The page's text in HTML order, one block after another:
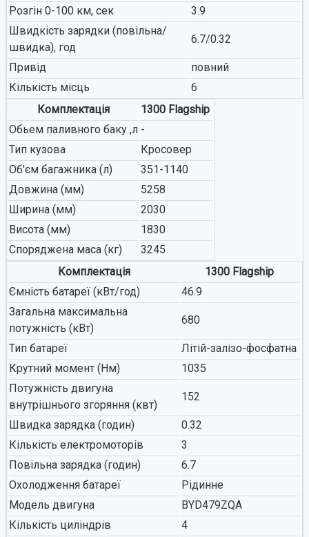
Розгін 0-100 км, сек
3.9
Швидкість зарядки (повільна/
швидка), год
6.7/0.32
Привід
повний
Кількість місць
6
Комплектація
1300 Flagship
Обьем паливного баку ,л -
Тип кузова
Кросовер
Об'єм багажника (л)
351-1140
Довжина (мм)
5258
Ширина (мм)
2030
Висота (мм)
1830
Споряджена маса (кг)
3245
Комплектація
1300 Flagship
Ємність батареї (кВт/год)
46.9
Загальна максимальна
потужність (кВт)
680
Тип батареї
Літій-залізо-фосфатна
Крутний момент (Нм)
1035
Потужність двигуна
внутрішнього згоряння (квт)
152
Швидка зарядка (годин)
0.32
Кількість електромоторів
3
Повільна зарядка (годин)
6.7
Охолодження батареї
Рідинне
Модель двигуна
BYD479ZQA
Кількість циліндрів
4